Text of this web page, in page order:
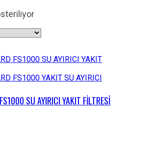
SU AYIRICI YAKIT FİLTRESİ